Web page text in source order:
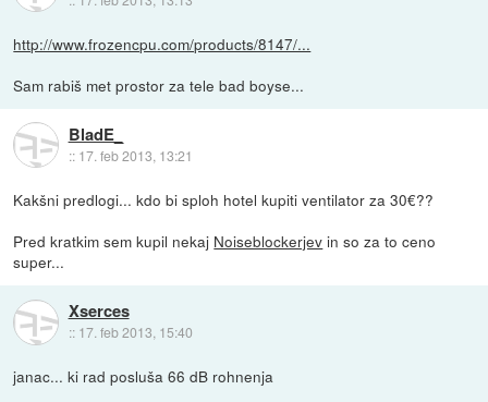
http://www.frozencpu.com/products/8147/...
Sam rabiš met prostor za tele bad boyse...
BladE_
:: 17. feb 2013, 13:21
Kakšni predlogi... kdo bi sploh hotel kupiti ventilator za 30€??
Pred kratkim sem kupil nekaj Noiseblockerjev in so za to ceno
super...
Xserces
:: 17. feb 2013, 15:40
janac... ki rad posluša 66 dB rohnenja